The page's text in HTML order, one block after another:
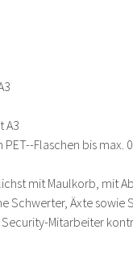
A3
Flaschen bis max.
mit Maulkorb, mit
Schwerter, Äxte sowie
Mitarbeiter